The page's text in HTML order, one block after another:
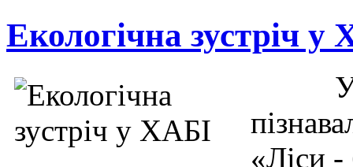
Екологічна зустріч у
«Ліси